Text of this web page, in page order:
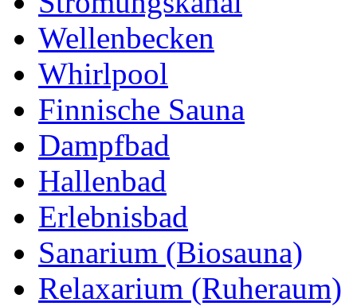
Wellenbecken
Whirlpool
Finnische Sauna
Dampfbad
Hallenbad
Erlebnisbad
Sanarium (Biosauna)
Relaxarium (Ruheraum)